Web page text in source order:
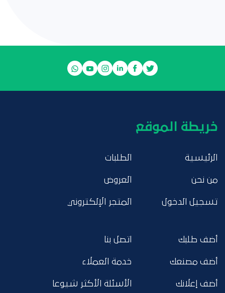
خريطة الموقع
الرئيسية
من نحن
تسجيل الدخول
الطلبات
العروض
المتجر الإلكتروني
أضف طلبك
أضف مصنعك
أضف إعلانك
اتصل بنا
خدمة العملاء
الأسئلة الأكثر شيوعا